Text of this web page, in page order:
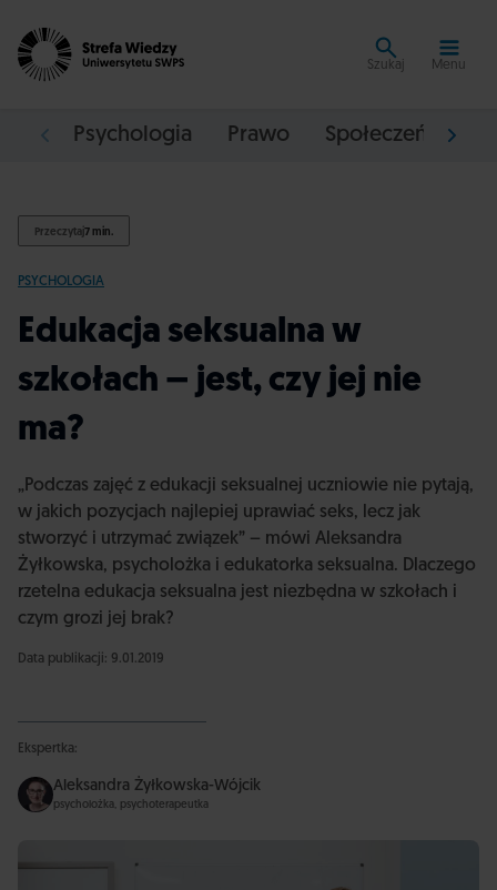
Szukaj Menu
Psychologia Prawo Społeczeństwo
Przeczytaj7 min.
PSYCHOLOGIA
Edukacja seksualna w
szkołach – jest, czy jej nie
ma?
„Podczas zajęć z edukacji seksualnej uczniowie nie pytają,
w jakich pozycjach najlepiej uprawiać seks, lecz jak
stworzyć i utrzymać związek” – mówi Aleksandra
Żyłkowska, psycholożka i edukatorka seksualna. Dlaczego
rzetelna edukacja seksualna jest niezbędna w szkołach i
czym grozi jej brak?
Data publikacji: 9.01.2019
Ekspertka:
Aleksandra Żyłkowska-Wójcik
psycholożka, psychoterapeutka